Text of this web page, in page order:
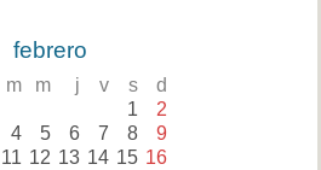
febrero
m m j v s d
1 2
4 5 6 7 8 9
11 12 13 14 15 16